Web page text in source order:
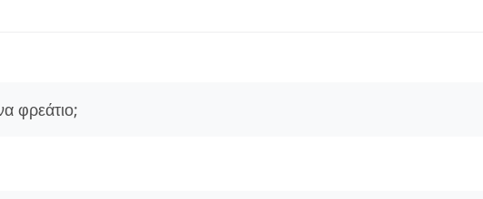
φρεάτιο;